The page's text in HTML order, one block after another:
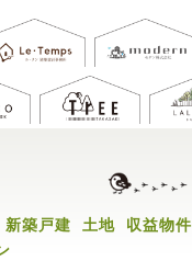
新築戸建 土地 収益物件